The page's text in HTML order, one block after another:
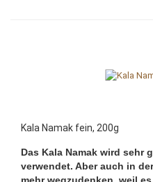
Kala Namak fein, 200g
Das Kala Namak wird sehr
verwendet. Aber auch in